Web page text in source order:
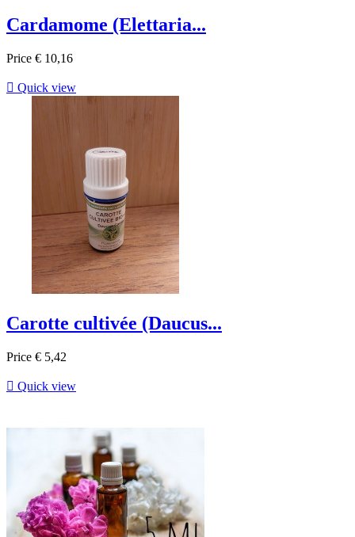
Cardamome (Elettaria...
Price € 10,16
 Quick view
Carotte cultivée (Daucus...
Price € 5,42
 Quick view